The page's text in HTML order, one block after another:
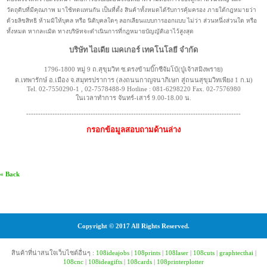
วัตถุดิบที่มีคุณภาพ มาใช้ทดแทนกัน เป็นที่ตั้ง สินค้าทั้งหมดได้รับการคุ้มครอง ภายใต้กฎหมายว่า
ด้วยลิขสิทธิ ห้ามมิให้บุคล หรือ นิติบุคลใดๆ ลอกเลียนแบบการออกแบบ ไม่ว่า ส่วนหนึ่งส่วนใด หรือ
ทั้งหมด หากละเมิด ทางบริษัทจะดำเนินการที่กฎหมายบัญญัติเอาไว้สูงสุด
บริษัท ไอเดีย เมคเกอร์ เทคโนโลยี จำกัด
1796-1800 หมู่ 9 ถ.สุขุมวิท ซ.ตรงข้ามบิ๊กซีจัมโบ้(ปู่เจ้าสมิงพราย)
ต.เทพารักษ์ อ.เมือง จ.สมุทรปราการ (ลงถนนกาญจนาภิเษก สู่ถนนสุขุมวิทเพียง 1 ก.ม)
Tel. 02-7550290-1 , 02-7578488-9 Hotline : 081-6298220 Fax. 02-7576980
ในเวลาทำการ จันทร์-เสาร์ 9.00-18.00 น.
------------------------------------------------------------------------------------------
กรอกข้อมูลสอบถามด้านล่าง
« Back
Copyright © 2017 All Rights Reserved.
สินค้าที่น่าสนใจเว็บไซต์อื่นๆ : 108ideajobs| 108prints| 108laser| 108cuts| graphtecthai
108cnc
108ideagifts 108cards 108printerplotter